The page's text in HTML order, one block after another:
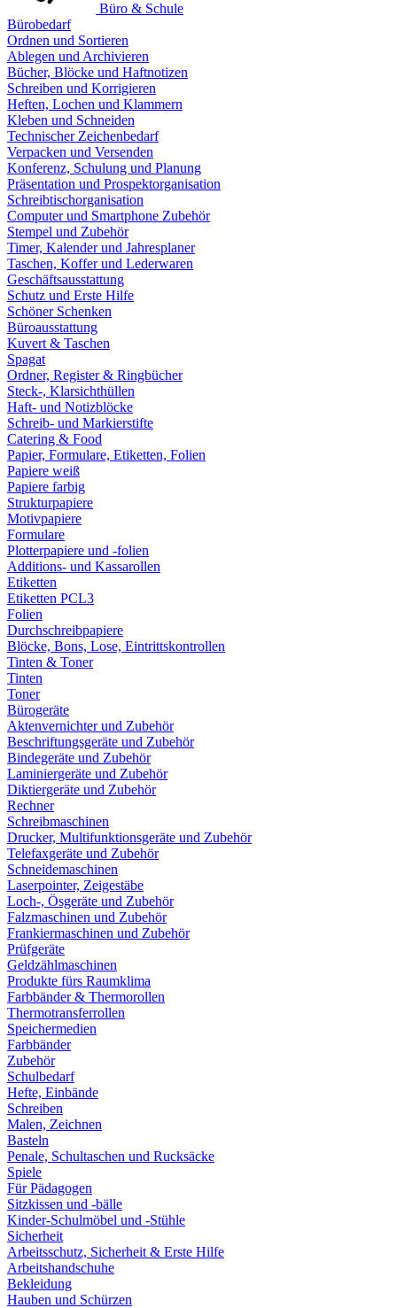
Büro & Schule
Bürobedarf
Ordnen und Sortieren
Ablegen und Archivieren
Bücher, Blöcke und Haftnotizen
Schreiben und Korrigieren
Heften, Lochen und Klammern
Kleben und Schneiden
Technischer Zeichenbedarf
Verpacken und Versenden
Konferenz, Schulung und Planung
Präsentation und Prospektorganisation
Schreibtischorganisation
Computer und Smartphone Zubehör
Stempel und Zubehör
Timer, Kalender und Jahresplaner
Taschen, Koffer und Lederwaren
Geschäftsausstattung
Schutz und Erste Hilfe
Schöner Schenken
Büroausstattung
Kuvert & Taschen
Spagat
Ordner, Register & Ringbücher
Steck-, Klarsichthüllen
Haft- und Notizblöcke
Schreib- und Markierstifte
Catering & Food
Papier, Formulare, Etiketten, Folien
Papiere weiß
Papiere farbig
Strukturpapiere
Motivpapiere
Formulare
Plotterpapiere und -folien
Additions- und Kassarollen
Etiketten
Etiketten PCL3
Folien
Durchschreibpapiere
Blöcke, Bons, Lose, Eintrittskontrollen
Tinten & Toner
Tinten
Toner
Bürogeräte
Aktenvernichter und Zubehör
Beschriftungsgeräte und Zubehör
Bindegeräte und Zubehör
Laminiergeräte und Zubehör
Diktiergeräte und Zubehör
Rechner
Schreibmaschinen
Drucker, Multifunktionsgeräte und Zubehör
Telefaxgeräte und Zubehör
Schneidemaschinen
Laserpointer, Zeigestäbe
Loch-, Ösgeräte und Zubehör
Falzmaschinen und Zubehör
Frankiermaschinen und Zubehör
Prüfgeräte
Geldzählmaschinen
Produkte fürs Raumklima
Farbbänder & Thermorollen
Thermotransferrollen
Speichermedien
Farbbänder
Zubehör
Schulbedarf
Hefte, Einbände
Schreiben
Malen, Zeichnen
Basteln
Penale, Schultaschen und Rucksäcke
Spiele
Für Pädagogen
Sitzkissen und -bälle
Kinder-Schulmöbel und -Stühle
Sicherheit
Arbeitsschutz, Sicherheit & Erste Hilfe
Arbeitshandschuhe
Bekleidung
Hauben und Schürzen